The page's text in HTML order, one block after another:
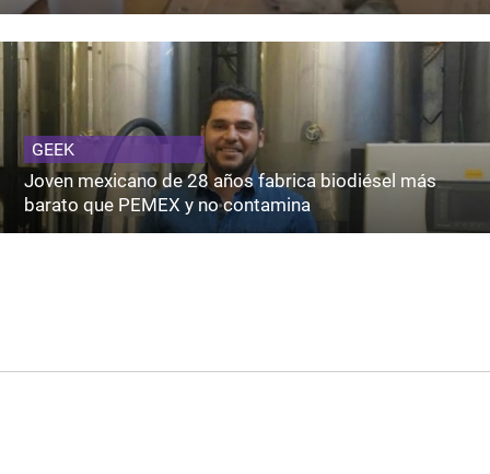
GEEK
Joven mexicano de 28 años fabrica biodiésel más
barato que PEMEX y no contamina